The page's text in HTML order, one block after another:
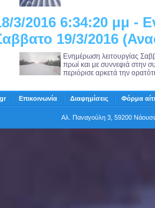
3/2016 6:34:20 μμ -
19/3/2016
Ενημέρωση λειτουργίας
πρωί και με συννεφιά στην
περιόρισε αρκετά την
Επικοινωνία Διαφημίσεις Φόρμα
Αλ. Παναγούλη 3, 59200